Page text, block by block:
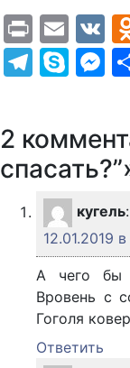
Print
2
кугель:
12.01.2019 в
А чего бы
Вровень с
Гоголя
Ответить